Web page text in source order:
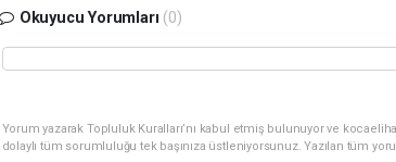
Okuyucu Yorumları (0)
Yorum yazarak Topluluk Kuralları’nı kabul etmiş bulunuyor ve
dolaylı tüm sorumluluğu tek başınıza üstleniyorsunuz. Yazılan tüm